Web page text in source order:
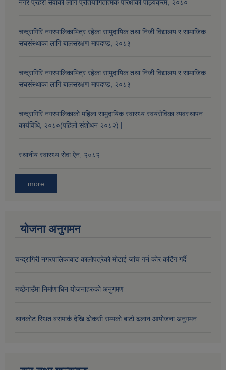
नगर प्रहरी सेवाको लागि प्रतियोगितात्मक परिक्षाको पाठ्यक्रम, २०८०
चन्द्रागिरि नगरपालिकाभित्र रहेका सामुदायिक तथा निजी विद्यालय र सामाजिक
संघसंस्थाका लागि बालसंरक्षण मापदण्ड, २०८३
चन्द्रागिरि नगरपालिकाभित्र रहेका सामुदायिक तथा निजी विद्यालय र सामाजिक
संघसंस्थाका लागि बालसंरक्षण मापदण्ड, २०८३
चन्द्रागिरि नगरपालिकाको महिला सामुदायिक स्वास्थ्य स्वयंसेविका व्यवस्थापन
कार्यविधि, २०८०(पहिलो संशोधन २०८२) |
स्थानीय स्वास्थ्य सेवा ऐन, २०८२
more
योजना अनुगमन
चन्द्रागिरी नगरपालिकाबाट कालोपत्रेको मोटाई जांच गर्न कोर कटिंग गर्दै
मच्छेगाउँमा निर्माणाधिन योजनाहरुको अनुगमण
थानकोट स्थित बसपार्क देखि ढोकसी सम्मको बाटो ढलान आयोजना अनुगमन